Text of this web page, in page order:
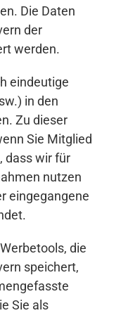
Die Daten
der
werden.
eindeutige
in den
Zu dieser
Sie Mitglied
dass wir für
nutzen
eingegangene
die
speichert,
Sie als